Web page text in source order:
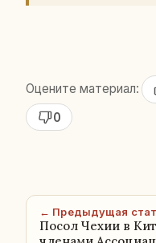
Оцените материал:
0
← Предыдущая
Посол Чехии в